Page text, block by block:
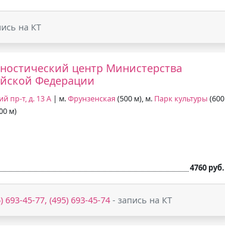
на КТ
центр Министерства
Федерации
пр-т, д. 13 А | м.Фрунзенская (500 м), м. Парк культуры (600
м)
4760 руб.
693-45-77, (495) 693-45-74 - запись на КТ